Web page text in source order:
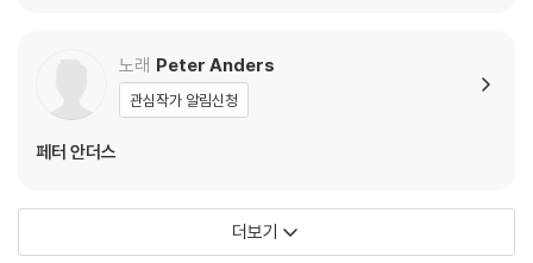
노래 Peter Anders
관심작가 알림신청
페터 안더스
더보기